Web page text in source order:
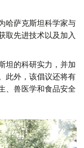
哈萨克斯坦科学家与
取先进技术以及加入
坦的科研实力，并加
此外，该倡议还将有
、兽医学和食品安全